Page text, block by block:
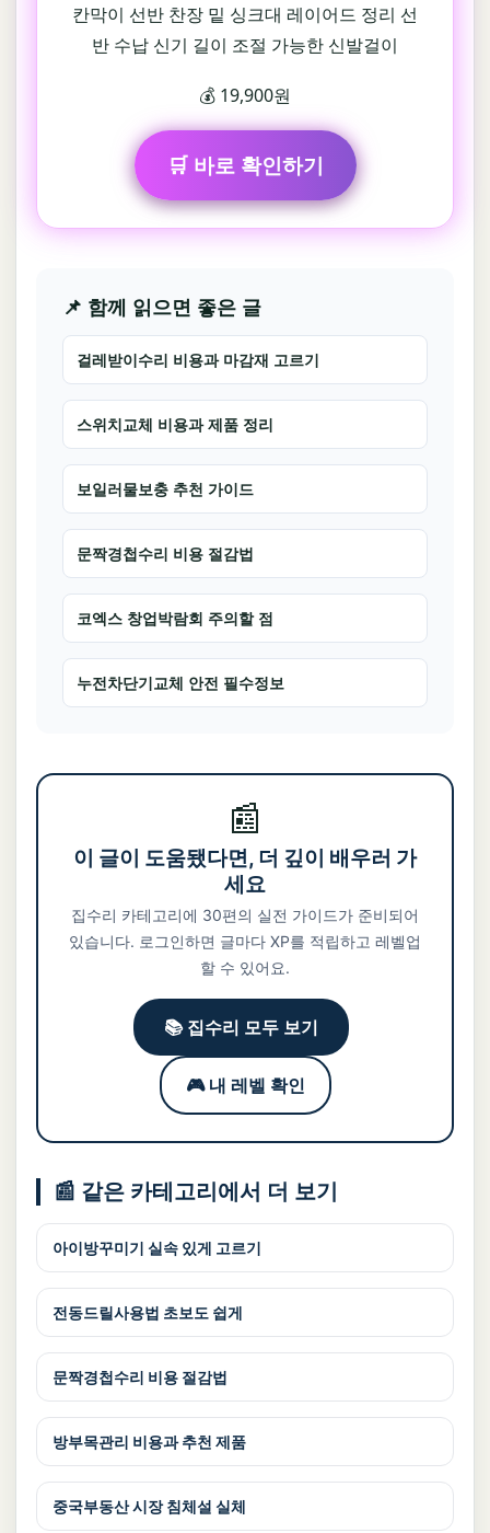
칸막이 선반 찬장 밑 싱크대 레이어드 정리 선
반 수납 신기 길이 조절 가능한 신발걸이
💰 19,900원
🛒 바로 확인하기
📌 함께 읽으면 좋은 글
걸레받이수리 비용과 마감재 고르기
스위치교체 비용과 제품 정리
보일러물보충 추천 가이드
문짝경첩수리 비용 절감법
코엑스 창업박람회 주의할 점
누전차단기교체 안전 필수정보
📰
이 글이 도움됐다면, 더 깊이 배우러 가
세요
집수리 카테고리에 30편의 실전 가이드가 준비되어
있습니다. 로그인하면 글마다 XP를 적립하고 레벨업
할 수 있어요.
📚 집수리 모두 보기
🎮 내 레벨 확인
📰 같은 카테고리에서 더 보기
아이방꾸미기 실속 있게 고르기
전동드릴사용법 초보도 쉽게
문짝경첩수리 비용 절감법
방부목관리 비용과 추천 제품
중국부동산 시장 침체설 실체